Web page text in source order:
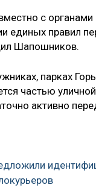
с органами
единых правил
Шапошников.
парках
частью
активно